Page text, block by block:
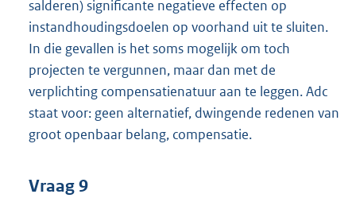
salderen) significante negatieve effecten op
instandhoudingsdoelen op voorhand uit te sluiten.
In die gevallen is het soms mogelijk om toch
projecten te vergunnen, maar dan met de
verplichting compensatienatuur aan te leggen. Adc
staat voor: geen alternatief, dwingende redenen van
groot openbaar belang, compensatie.
Vraag 9